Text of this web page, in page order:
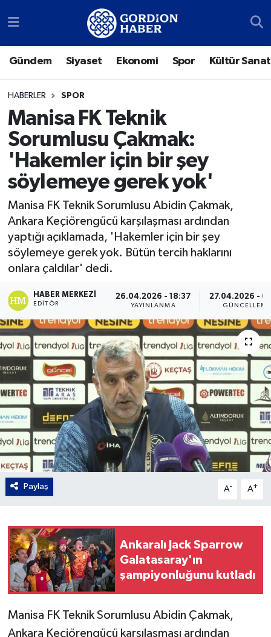
Gündem Siyaset Ekonomi Spor Kültür Sanat
HABERLER SPOR
Manisa FK Teknik
Sorumlusu Çakmak:
'Hakemler için bir şey
söylemeye gerek yok'
Manisa FK Teknik Sorumlusu Abidin Çakmak,
Ankara Keçiörengücü karşılaşması ardından
yaptığı açıklamada, 'Hakemler için bir şey
söylemeye gerek yok. Bütün tercih haklarını
onlara çaldılar' dedi.
HABER MERKEZI
EDITÖR
26.04.2026 - 18:37
YAYINLANMA
27.04.2026 -
GÜNCELLEME
Paylaş A- A+
Ankaralı Jack Sparrow
Galatasaray'ın
şampiyonluğunu kutladı
Manisa FK Teknik Sorumlusu Abidin Çakmak,
Ankara Keçiörengücü karşılaşması ardından
Sosyal Medya Hesaplarımız
Siyaset
Ekonomi
Spor
Kültür Sanat
Türk Dünyası
Polatlı
Gordion
Ankara Nöbetçi Eczaneler
Ankara Trafik Yoğunluk Haritası
Süper Lig Puan Durumu ve Fikstür
Tüm Manşetler
Son Dakika Haberleri
Haber Arşivi